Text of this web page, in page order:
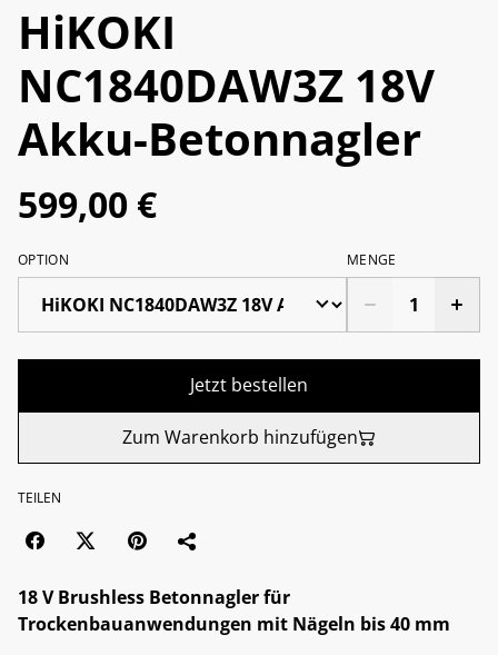
HiKOKI
NC1840DAW3Z 18V
Akku-Betonnagler
599,00 €
OPTION MENGE
Jetzt bestellen
Zum Warenkorb hinzufügen
TEILEN
18 V Brushless Betonnagler für
Trockenbauanwendungen mit Nägeln bis 40 mm